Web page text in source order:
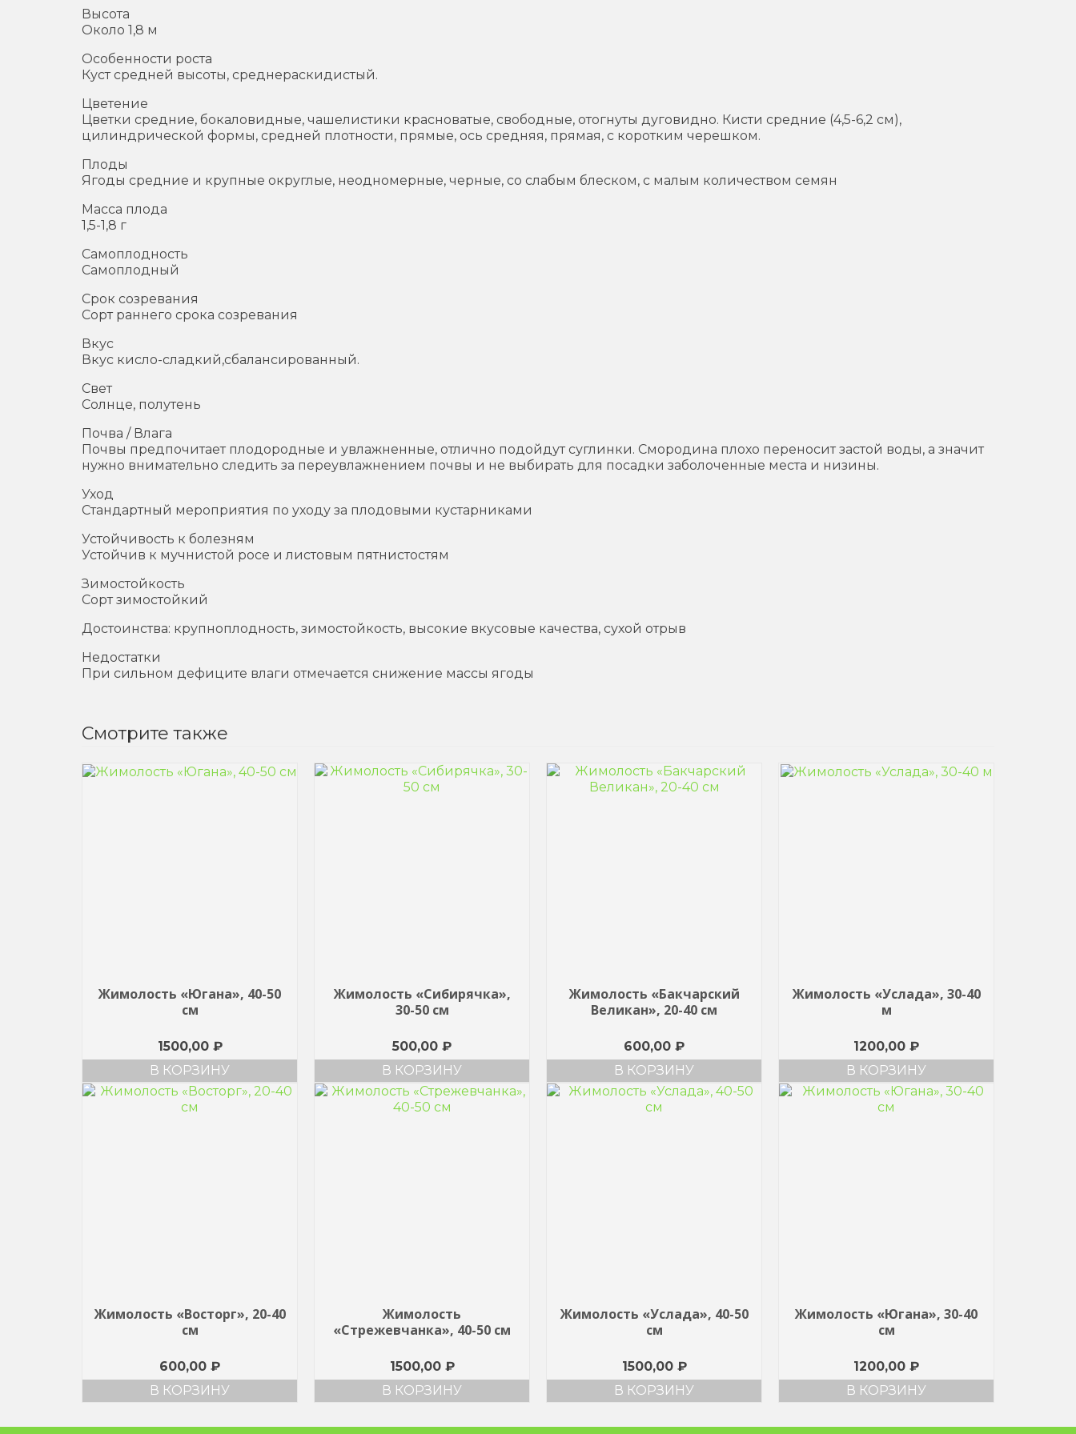
Высота
Около 1,8 м
Особенности роста
Куст средней высоты, среднераскидистый.
Цветение
Цветки средние, бокаловидные, чашелистики красноватые, свободные, отогнуты дуговидно. Кисти средние (4,5-6,2 см),
цилиндрической формы, средней плотности, прямые, ось средняя, прямая, с коротким черешком.
Плоды
Ягоды средние и крупные округлые, неодномерные, черные, со слабым блеском, с малым количеством семян
Масса плода
1,5-1,8 г
Самоплодность
Самоплодный
Срок созревания
Сорт раннего срока созревания
Вкус
Вкус кисло-сладкий,сбалансированный.
Свет
Солнце, полутень
Почва / Влага
Почвы предпочитает плодородные и увлажненные, отлично подойдут суглинки. Смородина плохо переносит застой воды, а значит
нужно внимательно следить за переувлажнением почвы и не выбирать для посадки заболоченные места и низины.
Уход
Стандартный мероприятия по уходу за плодовыми кустарниками
Устойчивость к болезням
Устойчив к мучнистой росе и листовым пятнистостям
Зимостойкость
Сорт зимостойкий
Достоинства: крупноплодность, зимостойкость, высокие вкусовые качества, сухой отрыв
Недостатки
При сильном дефиците влаги отмечается снижение массы ягоды
Смотрите также
Жимолость «Югана», 40-50
см
1500,00 ₽
В КОРЗИНУ
Жимолость «Сибирячка»,
30-50 см
500,00 ₽
В КОРЗИНУ
Жимолость «Бакчарский
Великан», 20-40 см
600,00 ₽
В КОРЗИНУ
Жимолость «Услада», 30-40
м
1200,00 ₽
В КОРЗИНУ
Жимолость «Восторг», 20-40
см
600,00 ₽
В КОРЗИНУ
Жимолость
«Стрежевчанка», 40-50 см
1500,00 ₽
В КОРЗИНУ
Жимолость «Услада», 40-50
см
1500,00 ₽
В КОРЗИНУ
Жимолость «Югана», 30-40
см
1200,00 ₽
В КОРЗИНУ